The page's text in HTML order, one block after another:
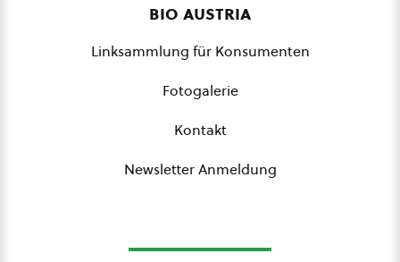
bio austria
Linksammlung für Konsumenten
Fotogalerie
Kontakt
Newsletter Anmeldung